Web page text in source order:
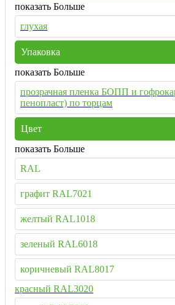
показать Больше
глухая
Упаковка
показать Больше
прозрачная пленка БОПП и
пенопласт) по торцам
Цвет
показать Больше
RAL
графит RAL7021
желтый RAL1018
зеленый RAL6018
коричневый RAL8017
красный RAL3020